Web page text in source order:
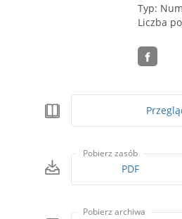
Typ:
Liczba
Pobierz zasób
PDF
Pobierz archiwa